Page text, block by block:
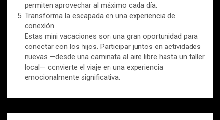
permiten aprovechar al máximo cada día.
Transforma la escapada en una experiencia de
conexión
Estas mini vacaciones son una gran oportunidad para
conectar con los hijos. Participar juntos en actividades
nuevas —desde una caminata al aire libre hasta un taller
local— convierte el viaje en una experiencia
emocionalmente significativa.